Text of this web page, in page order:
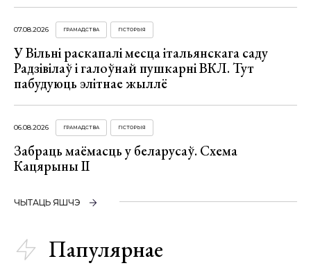
07.08.2026 ГРАМАДСТВА ГІСТОРЫЯ
У Вільні раскапалі месца італьянскага саду
Радзівілаў і галоўнай пушкарні ВКЛ. Тут
пабудуюць элітнае жыллё
06.08.2026 ГРАМАДСТВА ГІСТОРЫЯ
Забраць маёмасць у беларусаў. Схема
Кацярыны ІІ
ЧЫТАЦЬ ЯШЧЭ
Папулярнае